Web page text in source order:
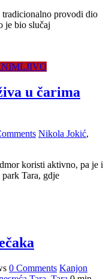
provodi dio
je bio slučaj
u čarima
Nikola Jokić,
koristi aktivno, pa je i
Tara, gdje
0 Comments Kanjon